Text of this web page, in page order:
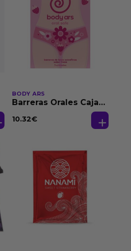
BODY ARS
Barreras Orales Caja
10.32€